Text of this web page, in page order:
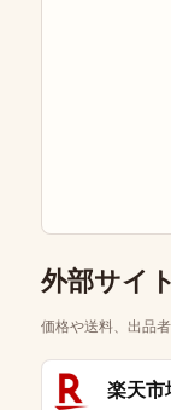
外部サイ
価格や送料、出品
楽天市